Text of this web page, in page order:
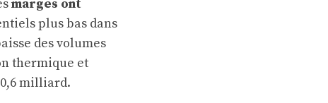
marges ont
plus bas dans
des volumes
thermique et
milliard.